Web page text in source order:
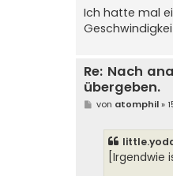
[ 299, 339 ,
[ 11, 51 ,
        },
Ich hatte mal
Re: Nach
übergeben.
Bvon atomphil»
[Irgendwie